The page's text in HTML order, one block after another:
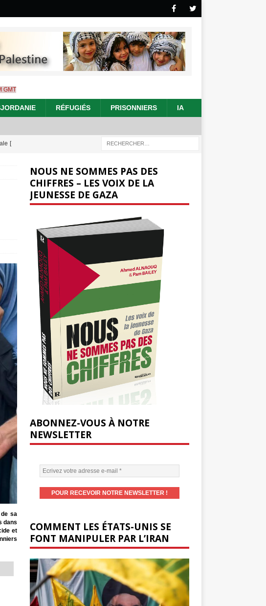
GMT
RÉFUGIÉS PRISONNIERS IA
[
la
sa
dans
et
NOUS NE SOMMES PAS DES
CHIFFRES – LES VOIX DE LA
JEUNESSE DE GAZA
ABONNEZ-VOUS À NOTRE
NEWSLETTER
COMMENT LES ÉTATS-UNIS SE
FONT MANIPULER PAR L’IRAN